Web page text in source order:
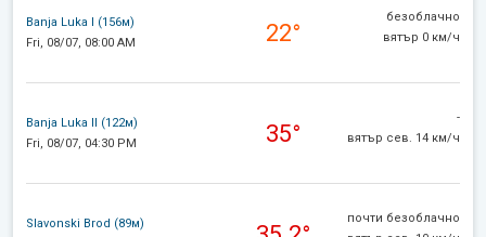
Banja Luka I (156м)
Fri, 08/07, 08:00 AM
22°
безоблачно
вятър 0 км/ч
Banja Luka II (122м)
Fri, 08/07, 04:30 PM
35°
-
вятър сев. 14 км/ч
Slavonski Brod (89м)
почти безоблачно